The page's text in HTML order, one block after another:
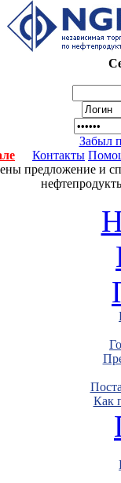
Забыл
Контакты
предложение и
Как